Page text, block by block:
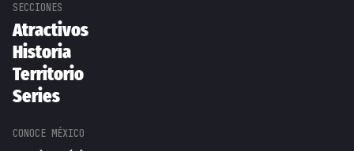
Atractivos
Historia
Territorio
Series